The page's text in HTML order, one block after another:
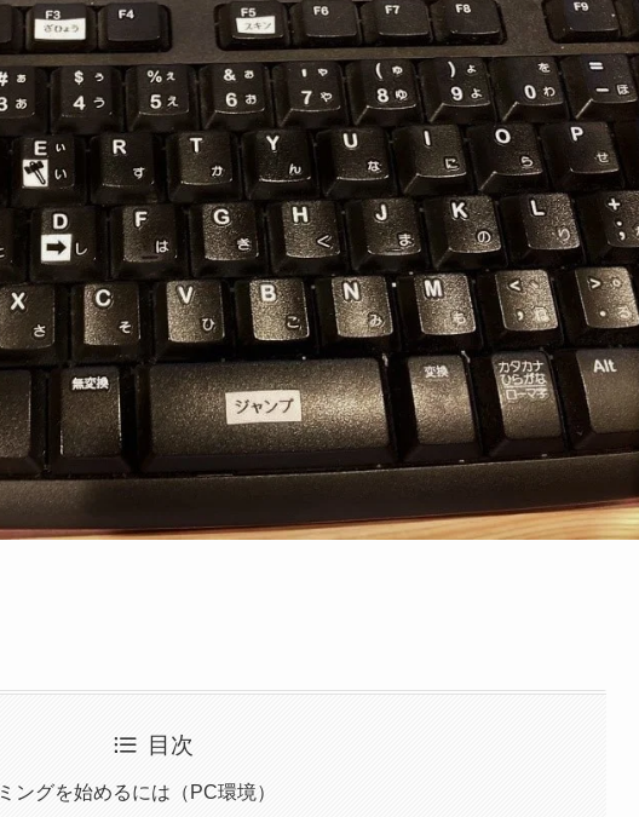
目次
ングを始めるには（PC環境）